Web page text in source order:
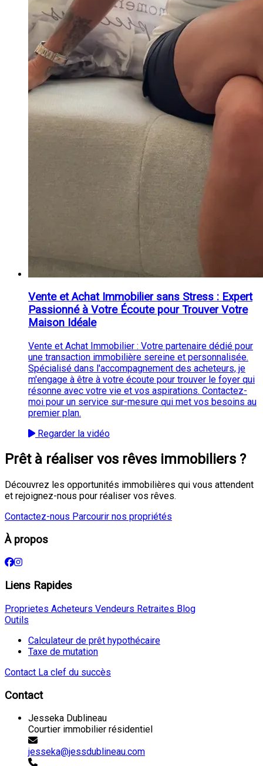
Vente et Achat Immobilier sans Stress : Expert
Passionné à Votre Écoute pour Trouver Votre
Maison Idéale
Vente et Achat Immobilier : Votre partenaire dédié pour
une transaction immobilière sereine et personnalisée.
Spécialisé dans l'accompagnement des acheteurs, je
m'engage à être à votre écoute pour trouver le foyer qui
résonne avec votre vie et vos aspirations. Contactez-
moi pour un service sur-mesure qui met vos besoins au
premier plan.
Regarder la vidéo
Prêt à réaliser vos rêves immobiliers ?
Découvrez les opportunités immobilières qui vous attendent
et rejoignez-nous pour réaliser vos rêves.
Contactez-nous Parcourir nos propriétés
À propos
Liens Rapides
Proprietes Acheteurs Vendeurs Retraites Blog
Outils
Calculateur de prêt hypothécaire
Taxe de mutation
Contact La clef du succès
Contact
Jesseka Dublineau
Courtier immobilier résidentiel
jesseka@jessdublineau.com